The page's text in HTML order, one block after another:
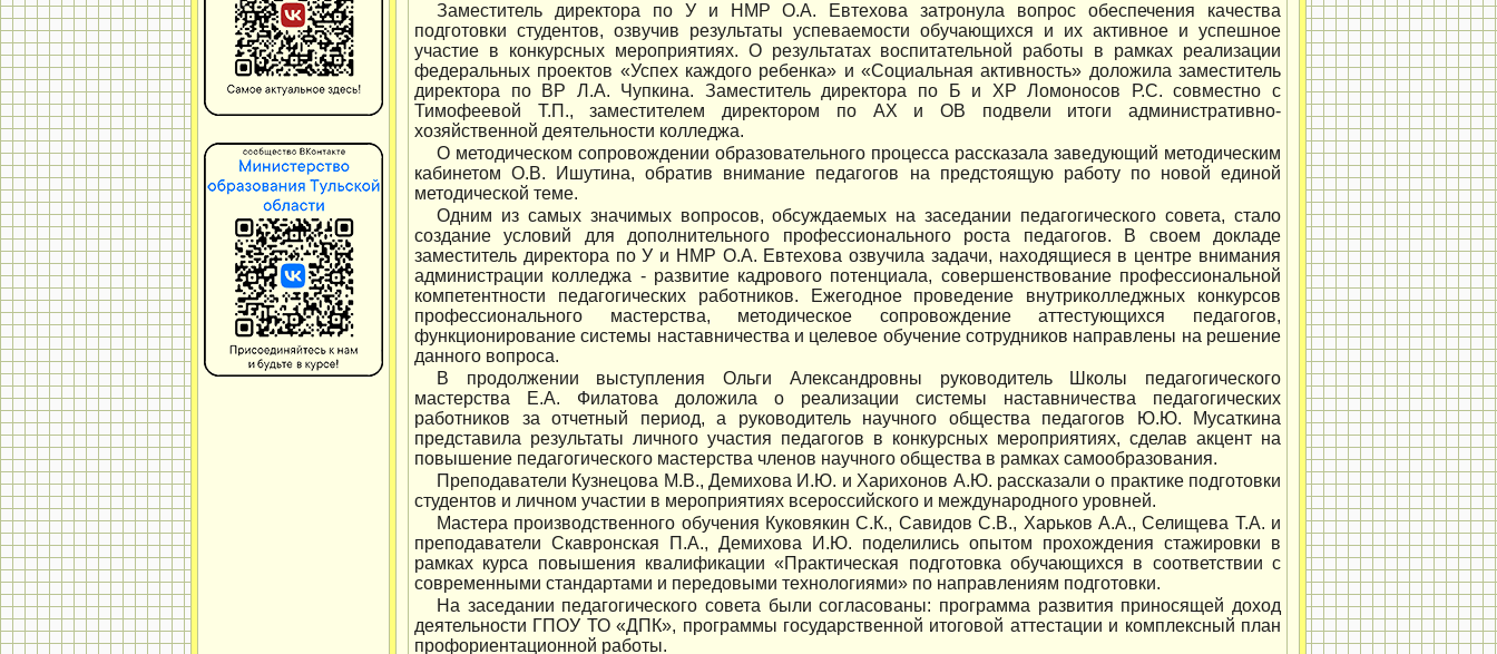
Заместитель директора по У и НМР О.А. Евтехова затронула вопрос обеспечения качества
подготовки студентов, озвучив результаты успеваемости обучающихся и их активное и успешное
участие в конкурсных мероприятиях. О результатах воспитательной работы в рамках реализации
федеральных проектов «Успех каждого ребенка» и «Социальная активность» доложила заместитель
директора по ВР Л.А. Чупкина. Заместитель директора по Б и ХР Ломоносов Р.С. совместно с
Тимофеевой Т.П., заместителем директором по АХ и ОВ подвели итоги административно-
хозяйственной деятельности колледжа.
О методическом сопровождении образовательного процесса рассказала заведующий методическим
кабинетом О.В. Ишутина, обратив внимание педагогов на предстоящую работу по новой единой
методической теме.
Одним из самых значимых вопросов, обсуждаемых на заседании педагогического совета, стало
создание условий для дополнительного профессионального роста педагогов. В своем докладе
заместитель директора по У и НМР О.А. Евтехова озвучила задачи, находящиеся в центре внимания
администрации колледжа - развитие кадрового потенциала, совершенствование профессиональной
компетентности педагогических работников. Ежегодное проведение внутриколледжных конкурсов
профессионального мастерства, методическое сопровождение аттестующихся педагогов,
функционирование системы наставничества и целевое обучение сотрудников направлены на решение
данного вопроса.
В продолжении выступления Ольги Александровны руководитель Школы педагогического
мастерства Е.А. Филатова доложила о реализации системы наставничества педагогических
работников за отчетный период, а руководитель научного общества педагогов Ю.Ю. Мусаткина
представила результаты личного участия педагогов в конкурсных мероприятиях, сделав акцент на
повышение педагогического мастерства членов научного общества в рамках самообразования.
Преподаватели Кузнецова М.В., Демихова И.Ю. и Харихонов А.Ю. рассказали о практике подготовки
студентов и личном участии в мероприятиях всероссийского и международного уровней.
Мастера производственного обучения Куковякин С.К., Савидов С.В., Харьков А.А., Селищева Т.А. и
преподаватели Скавронская П.А., Демихова И.Ю. поделились опытом прохождения стажировки в
рамках курса повышения квалификации «Практическая подготовка обучающихся в соответствии с
современными стандартами и передовыми технологиями» по направлениям подготовки.
На заседании педагогического совета были согласованы: программа развития приносящей доход
деятельности ГПОУ ТО «ДПК», программы государственной итоговой аттестации и комплексный план
профориентационной работы.